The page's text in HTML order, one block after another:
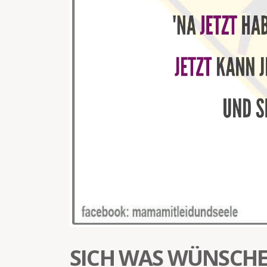
SICH WAS